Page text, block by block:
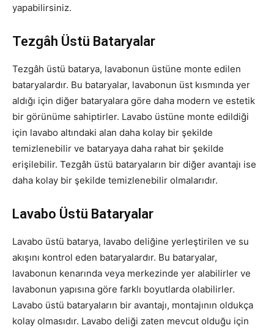
yapabilirsiniz.
Tezgâh Üstü Bataryalar
Tezgâh üstü batarya, lavabonun üstüne monte edilen
bataryalardır. Bu bataryalar, lavabonun üst kısmında yer
aldığı için diğer bataryalara göre daha modern ve estetik
bir görünüme sahiptirler. Lavabo üstüne monte edildiği
için lavabo altındaki alan daha kolay bir şekilde
temizlenebilir ve bataryaya daha rahat bir şekilde
erişilebilir. Tezgâh üstü bataryaların bir diğer avantajı ise
daha kolay bir şekilde temizlenebilir olmalarıdır.
Lavabo Üstü Bataryalar
Lavabo üstü batarya, lavabo deliğine yerleştirilen ve su
akışını kontrol eden bataryalardır. Bu bataryalar,
lavabonun kenarında veya merkezinde yer alabilirler ve
lavabonun yapısına göre farklı boyutlarda olabilirler.
Lavabo üstü bataryaların bir avantajı, montajının oldukça
kolay olmasıdır. Lavabo deliği zaten mevcut olduğu için